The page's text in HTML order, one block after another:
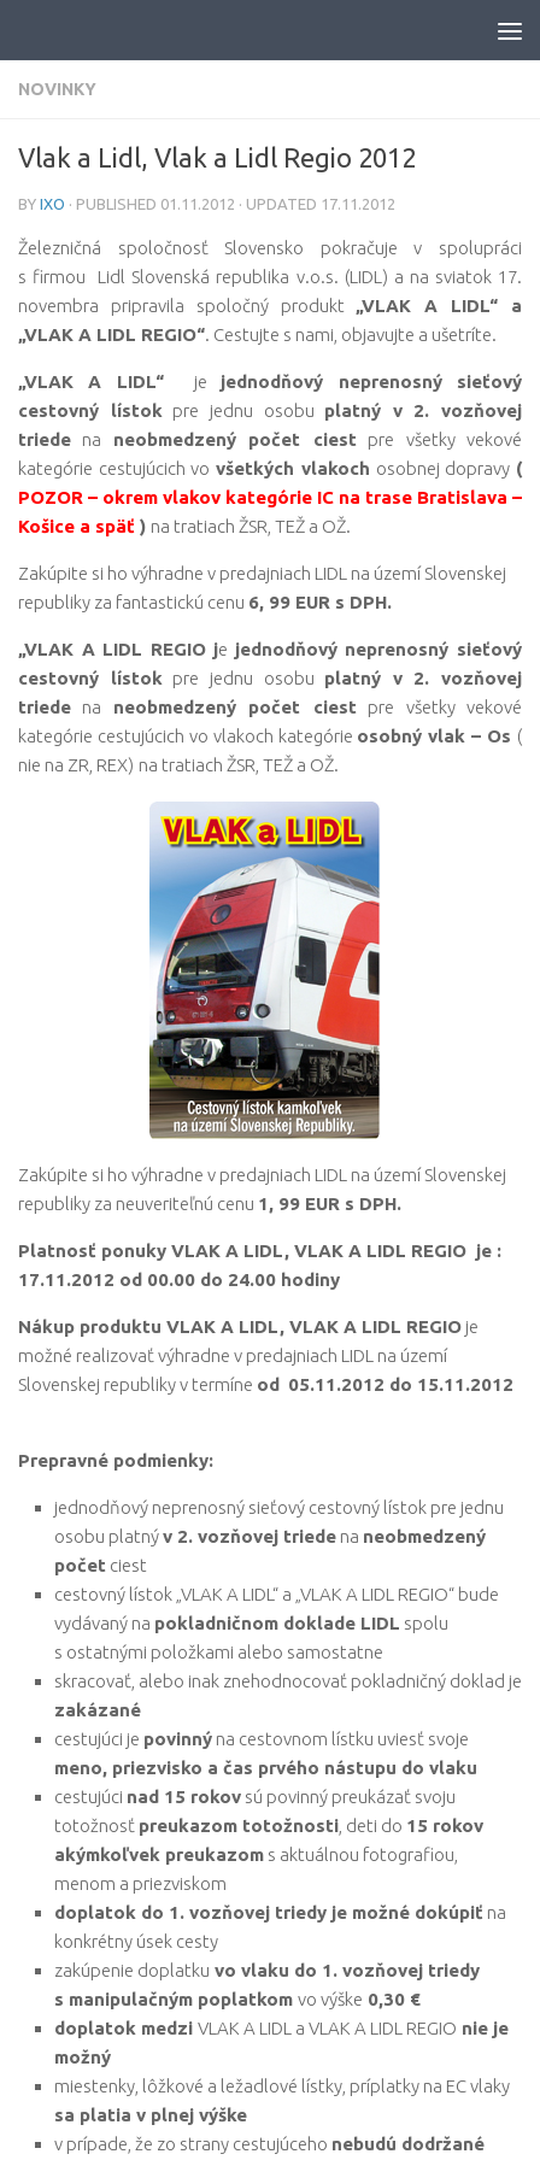
NOVINKY
Vlak a Lidl, Vlak a Lidl Regio 2012
BY IXO · PUBLISHED 01.11.2012 · UPDATED 17.11.2012
Železničná spoločnosť Slovensko pokračuje v spolupráci
s firmou Lidl Slovenská republika v.o.s. (LIDL) a na sviatok 17.
novembra pripravila spoločný produkt „VLAK A LIDL“ a
„VLAK A LIDL REGIO“. Cestujte s nami, objavujte a ušetríte.
„VLAK A LIDL“ je jednodňový neprenosný sieťový
cestovný lístok pre jednu osobu platný v 2. vozňovej
triede na neobmedzený počet ciest pre všetky vekové
kategórie cestujúcich vovšetkých vlakoch osobnej dopravy (
POZOR – okrem vlakov kategórie IC na trase Bratislava –
Košice a späť ) na tratiach ŽSR, TEŽ a OŽ.
Zakúpite si ho výhradne v predajniach LIDL na území Slovenskej
republiky za fantastickú cenu 6, 99 EUR s DPH.
„VLAK A LIDL REGIO je jednodňový neprenosný sieťový
cestovný lístok pre jednu osobu platný v 2. vozňovej
triede na neobmedzený počet ciest pre všetky vekové
kategórie cestujúcich vo vlakoch kategórie osobný vlak – Os (
nie na ZR, REX) na tratiach ŽSR, TEŽ a OŽ.
Zakúpite si ho výhradne v predajniach LIDL na území Slovenskej
republiky za neuveriteľnú cenu 1, 99 EUR s DPH.
Platnosť ponuky VLAK A LIDL, VLAK A LIDL REGIO je :
17.11.2012 od 00.00 do 24.00 hodiny
Nákup produktu VLAK A LIDL, VLAK A LIDL REGIO je
možné realizovať výhradne v predajniach LIDL na území
Slovenskej republiky v termíne od 05.11.2012 do 15.11.2012
Prepravné podmienky:
jednodňový neprenosný sieťový cestovný lístok pre jednu
osobu platnýv 2. vozňovej triede na neobmedzený
počet ciest
cestovný lístok „VLAK A LIDL“ a „VLAK A LIDL REGIO“ bude
vydávaný na pokladničnom doklade LIDL spolu
s ostatnými položkami alebo samostatne
skracovať, alebo inak znehodnocovať pokladničný doklad je
zakázané
cestujúci je povinný na cestovnom lístku uviesť svoje
meno, priezvisko a čas prvého nástupu do vlaku
cestujúci nad 15 rokov sú povinný preukázať svoju
totožnosť preukazom totožnosti , deti do 15 rokov
akýmkoľvek preukazom s aktuálnou fotografiou,
menom a priezviskom
doplatok do 1. vozňovej triedy je možné dokúpiť na
konkrétny úsek cesty
zakúpenie doplatku vo vlaku do 1. vozňovej triedy
s manipulačným poplatkom vo výške 0,30 €
doplatok medzi VLAK A LIDL a VLAK A LIDL REGIO nie je
možný
miestenky, lôžkové a ležadlové lístky, príplatky na EC vlaky
sa platia v plnej výške
v prípade, že zo strany cestujúceho nebudú dodržané